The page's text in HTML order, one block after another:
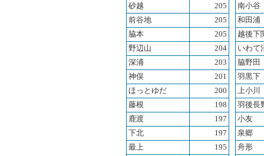
砂越
205
前谷地
205
脇本
205
野辺山
204
深浦
203
神俣
201
ほっとゆだ
200
藤根
198
鹿渡
197
下北
197
最上
195
南小谷
和田浦
越後下
いわて
脇野田
羽黒下
上小川
羽後長
小友
泉郷
舟形